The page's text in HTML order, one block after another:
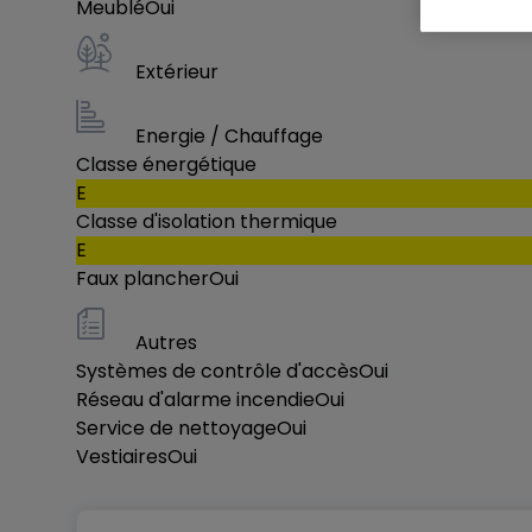
- Espaces de travail disponibles à l'heure, à la
- Événements réguliers de networking et de
- Aménagements personnalisables et flexibles
- Possibilité de monter en gamme ou de
Toutes les images affichées dans cette
correspondre à ce centre spécifique.
Renseignez-vous maintenant
MeubléOui
Extérieur
Energie / Chauffage
Classe énergétique
E
Classe d'isolation thermique
E
Faux plancherOui
Autres
Systèmes de contrôle d'accèsOui
Réseau d'alarme incendieOui
Service de nettoyageOui
VestiairesOui